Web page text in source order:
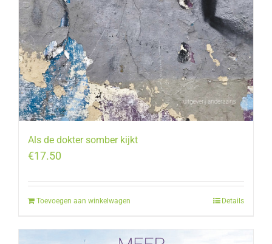
Als de dokter somber kijkt
€17.50
Toevoegen aan winkelwagen Details